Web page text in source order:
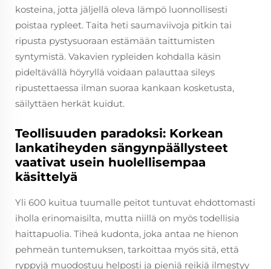
kosteina, jotta jäljellä oleva lämpö luonnollisesti
poistaa rypleet. Taita heti saumaviivoja pitkin tai
ripusta pystysuoraan estämään taittumisten
syntymistä. Vakavien rypleiden kohdalla käsin
pideltävällä höyryllä voidaan palauttaa sileys
ripustettaessa ilman suoraa kankaan kosketusta,
säilyttäen herkät kuidut.
Teollisuuden paradoksi: Korkean
lankatiheyden sängynpäällysteet
vaativat usein huolellisempaa
käsittelyä
Yli 600 kuitua tuumalle peitot tuntuvat ehdottomasti
iholla erinomaisilta, mutta niillä on myös todellisia
haittapuolia. Tiheä kudonta, joka antaa ne hienon
pehmeän tuntemuksen, tarkoittaa myös sitä, että
ryppyjä muodostuu helposti ja pieniä reikiä ilmestyy